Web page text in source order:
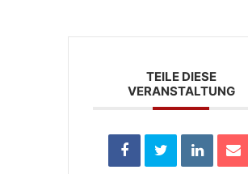
TEILE DIESE
VERANSTALTUNG